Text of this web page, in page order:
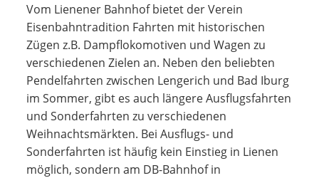
Vom Lienener Bahnhof bietet der Verein
Eisenbahntradition Fahrten mit historischen
Zügen z.B. Dampflokomotiven und Wagen zu
verschiedenen Zielen an. Neben den beliebten
Pendelfahrten zwischen Lengerich und Bad Iburg
im Sommer, gibt es auch längere Ausflugsfahrten
und Sonderfahrten zu verschiedenen
Weihnachtsmärkten. Bei Ausflugs- und
Sonderfahrten ist häufig kein Einstieg in Lienen
möglich, sondern am DB-Bahnhof in